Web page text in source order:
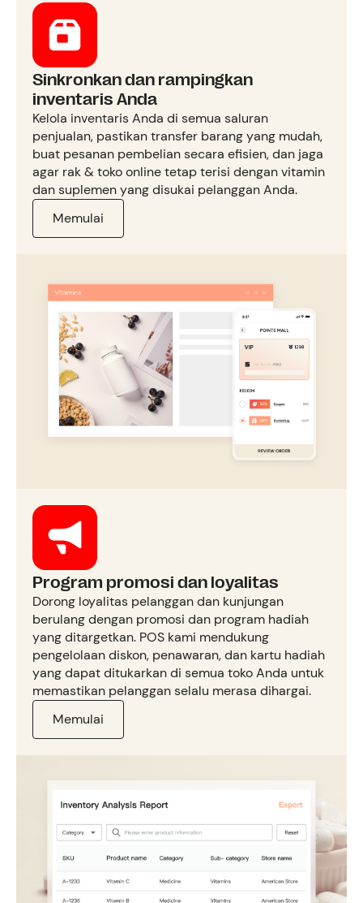
Sinkronkan dan rampingkan
inventaris Anda
Kelola inventaris Anda di semua saluran
penjualan, pastikan transfer barang yang mudah,
buat pesanan pembelian secara efisien, dan jaga
agar rak & toko online tetap terisi dengan vitamin
dan suplemen yang disukai pelanggan Anda.
Memulai
Program promosi dan loyalitas
Dorong loyalitas pelanggan dan kunjungan
berulang dengan promosi dan program hadiah
yang ditargetkan. POS kami mendukung
pengelolaan diskon, penawaran, dan kartu hadiah
yang dapat ditukarkan di semua toko Anda untuk
memastikan pelanggan selalu merasa dihargai.
Memulai